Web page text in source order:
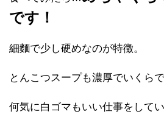
です！
細麵で少し硬めなのが特徴。
とんこつスープも濃厚でいくら
何気に白ゴマもいい仕事をしてい